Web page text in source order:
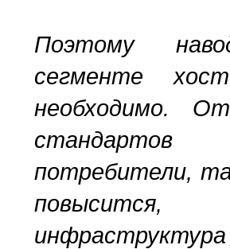
Поэтому
сегменте
необходимо.
стандартов
потребители,
повысится,